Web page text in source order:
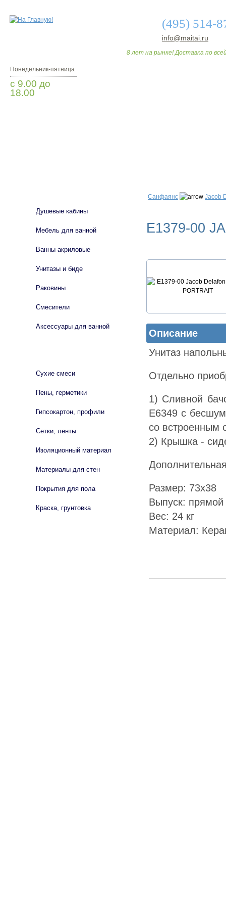
(495) 514-
info@maitai.ru
8 лет на рынке! Доставка по
Понедельник-пятница
с 9.00 до
18.00
Санфаянс Jacob
E1379-00
Описание
Унитаз
Отдельно
1) Сливной
E6349 с
со встроенным
2) Крышка -
Размер: 73х38
Выпуск: прямой
Вес: 24 кг
Материал:
Душевые кабины
Мебель для ванной
Ванны акриловые
Унитазы и биде
Раковины
Смесители
Аксессуары для ванной
Сухие смеси
Пены, герметики
Гипсокартон, профили
Сетки, ленты
Изоляционный материал
Материалы для стен
Покрытия для пола
Краска, грунтовка